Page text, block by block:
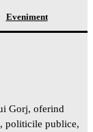
Eveniment
Gorj, oferind
politicile publice,